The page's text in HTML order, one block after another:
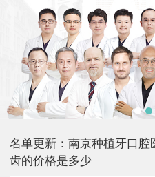
名单更新：南京种植牙口腔
齿的价格是多少